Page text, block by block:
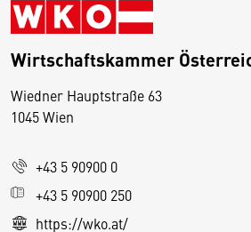
Wirtschaftskammer
Wiedner Hauptstraße 63
1045 Wien
+43 5 90900 0
+43 5 90900 250
https://wko.at/
D
e
s
e